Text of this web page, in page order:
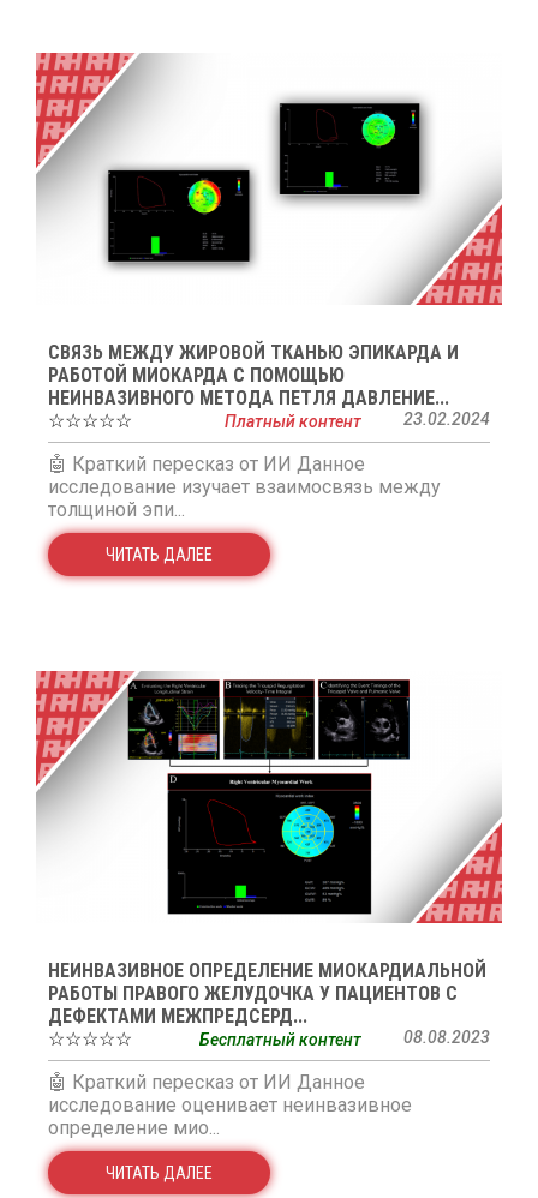
СВЯЗЬ МЕЖДУ ЖИРОВОЙ ТКАНЬЮ ЭПИКАРДА И
РАБОТОЙ МИОКАРДА С ПОМОЩЬЮ
НЕИНВАЗИВНОГО МЕТОДА ПЕТЛЯ ДАВЛЕНИЕ...
☆☆☆☆☆
23.02.2024
Платный контент
🤖 Краткий пересказ от ИИ Данное
исследование изучает взаимосвязь между
толщиной эпи...
ЧИТАТЬ ДАЛЕЕ
НЕИНВАЗИВНОЕ ОПРЕДЕЛЕНИЕ МИОКАРДИАЛЬНОЙ
РАБОТЫ ПРАВОГО ЖЕЛУДОЧКА У ПАЦИЕНТОВ С
ДЕФЕКТАМИ МЕЖПРЕДСЕРД...
☆☆☆☆☆
08.08.2023
Бесплатный контент
🤖 Краткий пересказ от ИИ Данное
исследование оценивает неинвазивное
определение мио...
ЧИТАТЬ ДАЛЕЕ